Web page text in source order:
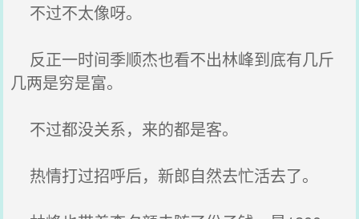
不过不太像呀。
反正一时间季顺杰也看不出林峰到底有几斤
几两是穷是富。
不过都没关系，来的都是客。
热情打过招呼后，新郎自然去忙活去了。